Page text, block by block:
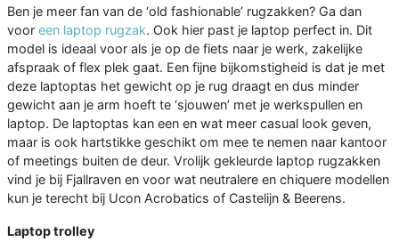
Ben je meer fan van de ‘old fashionable’ rugzakken? Ga dan
voor een laptop rugzak. Ook hier past je laptop perfect in. Dit
model is ideaal voor als je op de fiets naar je werk, zakelijke
afspraak of flex plek gaat. Een fijne bijkomstigheid is dat je met
deze laptoptas het gewicht op je rug draagt en dus minder
gewicht aan je arm hoeft te ‘sjouwen’ met je werkspullen en
laptop. De laptoptas kan een en wat meer casual look geven,
maar is ook hartstikke geschikt om mee te nemen naar kantoor
of meetings buiten de deur. Vrolijk gekleurde laptop rugzakken
vind je bij Fjallraven en voor wat neutralere en chiquere modellen
kun je terecht bij Ucon Acrobatics of Castelijn & Beerens.
Laptop trolley